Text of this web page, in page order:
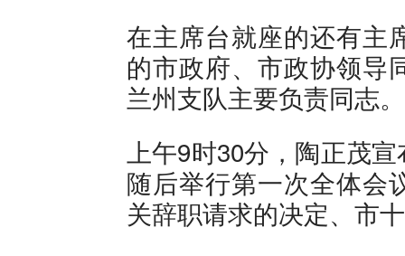
在主席台就座的还有主
的市政府、市政协领导
兰州支队主要负责同志。
上午9时30分，陶正茂
随后举行第一次全体会
关辞职请求的决定、市